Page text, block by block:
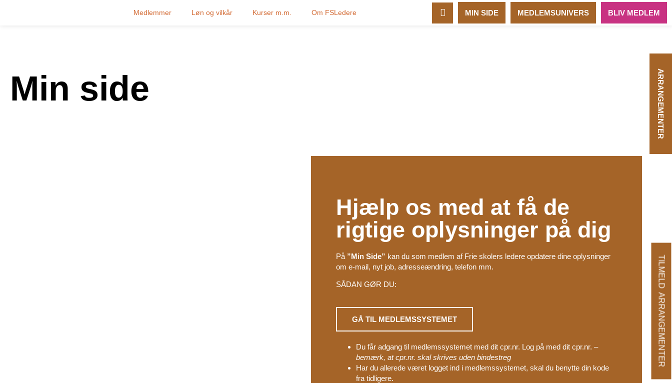
Medlemmer Løn og vilkår Kurser m.m. Om FSLedere MIN SIDE MEDLEMSUNIVERS
TILMELD ARRANGEMENTER
BLIV MEDLEM
ARRANGEMENTER
Min side
Hjælp os med at få de
rigtige oplysninger på dig
På ”Min Side” kan du som medlem af Frie skolers ledere opdatere dine oplysninger
om e-mail, nyt job, adresseændring, telefon mm.
SÅDAN GØR DU:
GÅ TIL MEDLEMSSYSTEMET
Du får adgang til medlemssystemet med dit cpr.nr. Log på med dit cpr.nr. –
bemærk, at cpr.nr. skal skrives uden bindestreg
Har du allerede været logget ind i medlemssystemet, skal du benytte din kode
fra tidligere.